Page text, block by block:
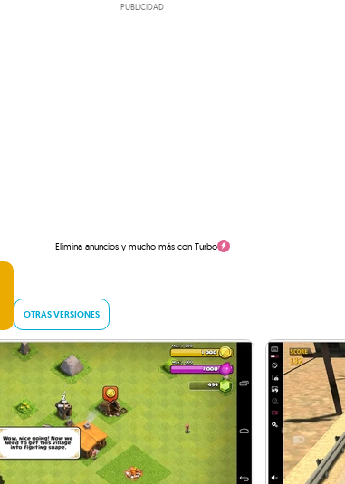
PUBLICIDAD
Elimina anuncios y mucho más con Turbo
OTRAS VERSIONES